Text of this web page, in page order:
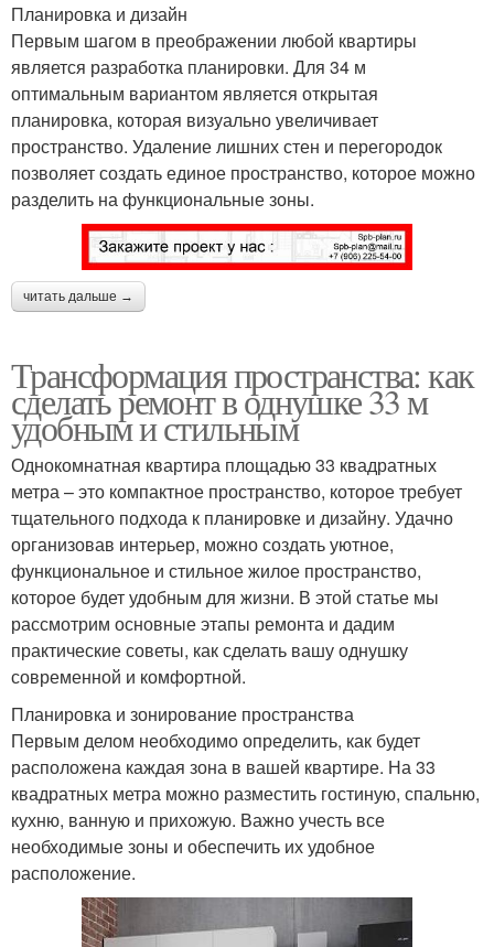
Планировка и дизайн
Первым шагом в преображении любой квартиры
является разработка планировки. Для 34 м
оптимальным вариантом является открытая
планировка, которая визуально увеличивает
пространство. Удаление лишних стен и перегородок
позволяет создать единое пространство, которое можно
разделить на функциональные зоны.
читать дальше →
Трансформация пространства: как
сделать ремонт в однушке 33 м
удобным и стильным
Однокомнатная квартира площадью 33 квадратных
метра – это компактное пространство, которое требует
тщательного подхода к планировке и дизайну. Удачно
организовав интерьер, можно создать уютное,
функциональное и стильное жилое пространство,
которое будет удобным для жизни. В этой статье мы
рассмотрим основные этапы ремонта и дадим
практические советы, как сделать вашу однушку
современной и комфортной.
Планировка и зонирование пространства
Первым делом необходимо определить, как будет
расположена каждая зона в вашей квартире. На 33
квадратных метра можно разместить гостиную, спальню,
кухню, ванную и прихожую. Важно учесть все
необходимые зоны и обеспечить их удобное
расположение.